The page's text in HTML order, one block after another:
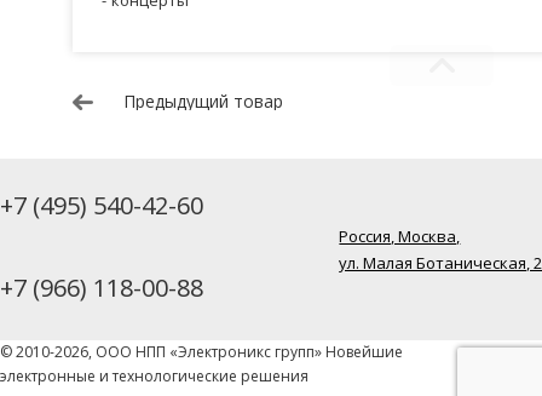
Предыдущий товар
+7 (495) 540-42-60
+7 (966) 118-00-88
Россия, Москва,
ул. Малая Ботаническая,
© 2010-2026, ООО НПП «Электроникс групп» Новейшие
электронные и технологические решения